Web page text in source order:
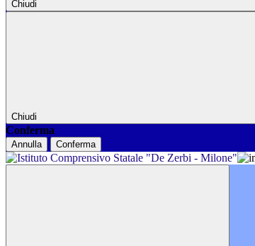
Chiudi
Chiudi
Conferma
Annulla Conferma